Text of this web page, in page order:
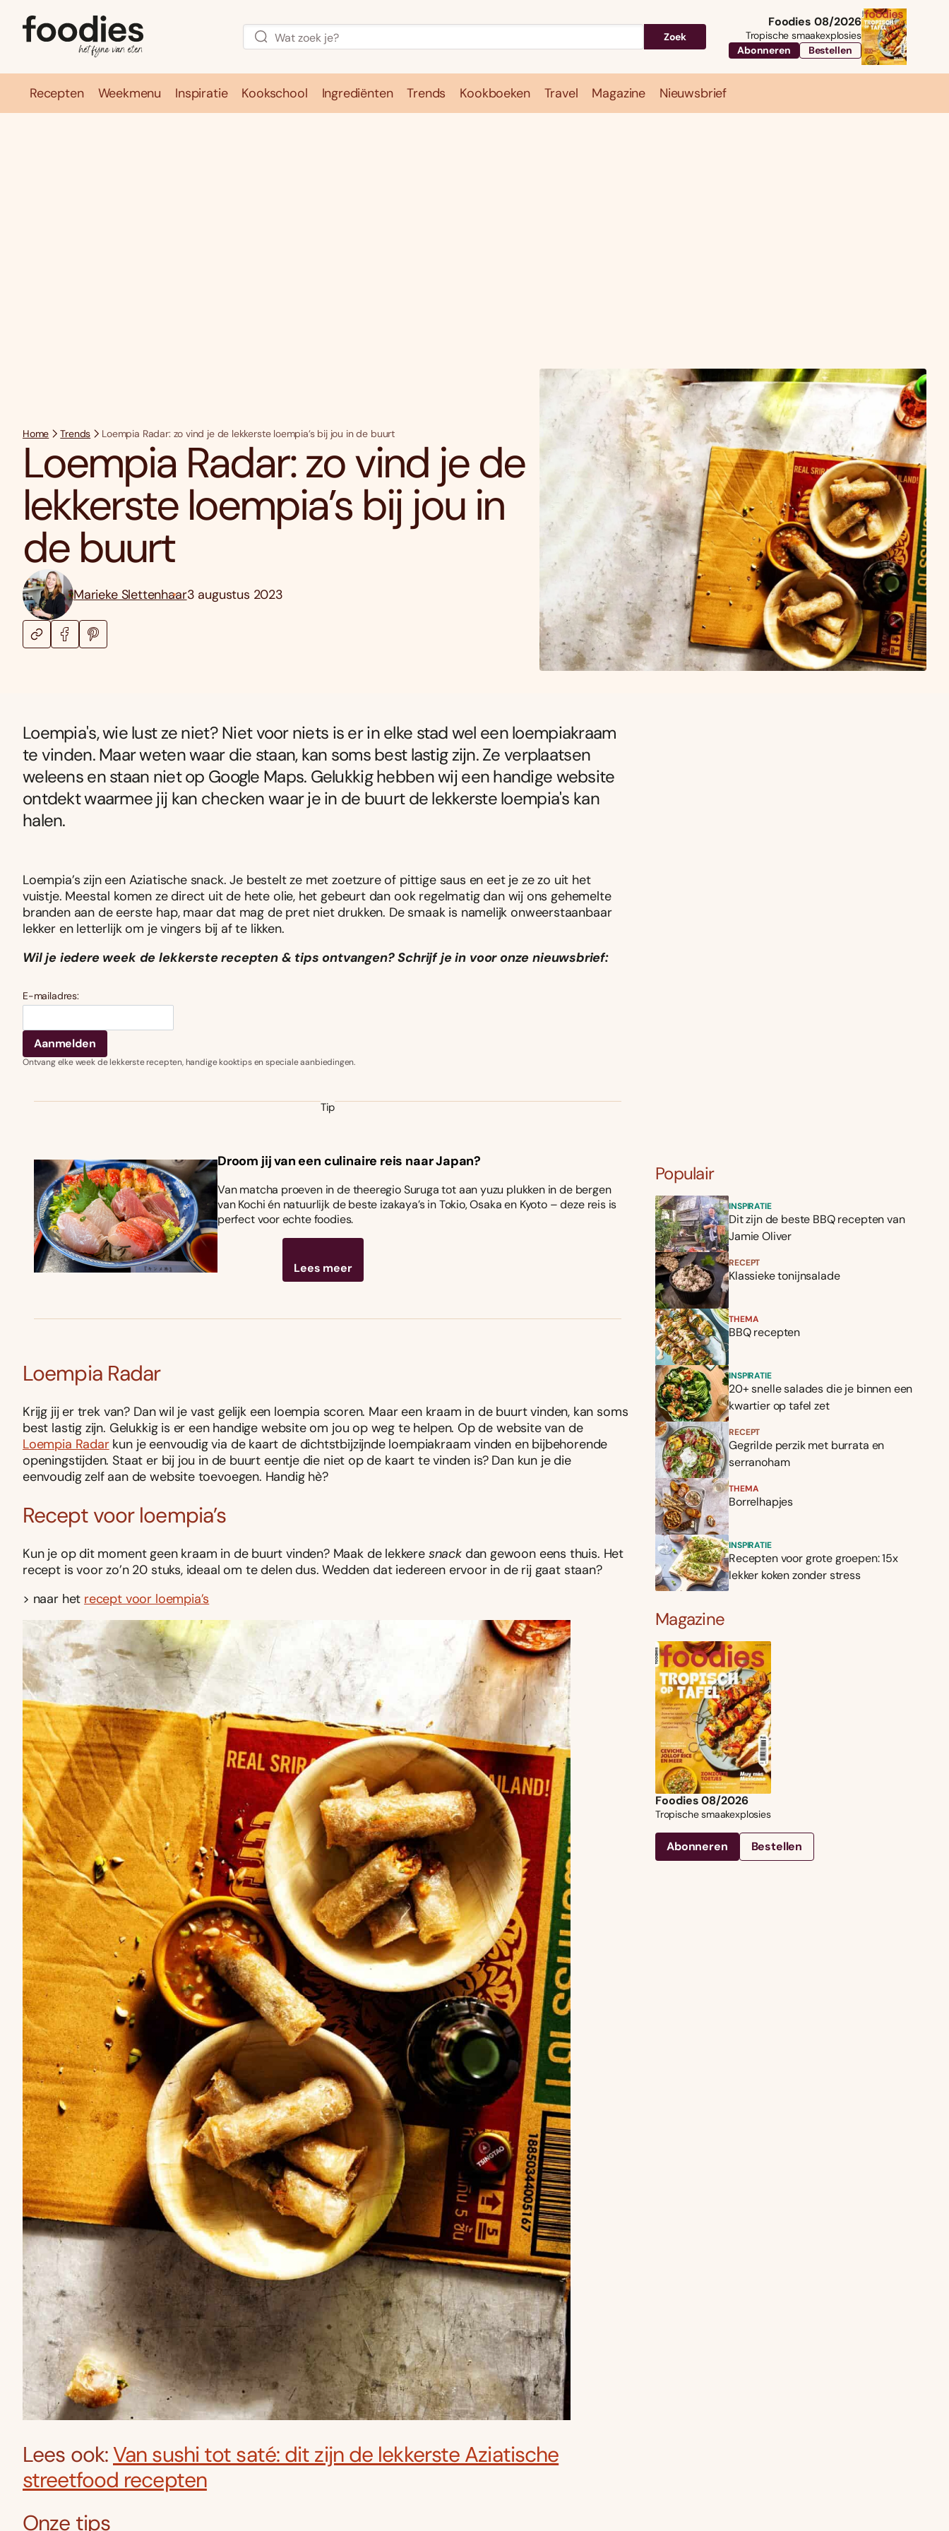
Zoek
Foodies 08/2026
Tropische smaakexplosies
Abonneren
Bestellen
Recepten Weekmenu Inspiratie Kookschool Ingrediënten Trends Kookboeken Travel Magazine Nieuwsbrief
Home Trends Loempia Radar: zo vind je de lekkerste loempia’s bij jou in de buurt
Loempia Radar: zo vind je de
lekkerste loempia’s bij jou in
de buurt
Marieke Slettenhaar3 augustus 2023
Loempia's, wie lust ze niet? Niet voor niets is er in elke stad wel een loempiakraam
te vinden. Maar weten waar die staan, kan soms best lastig zijn. Ze verplaatsen
weleens en staan niet op Google Maps. Gelukkig hebben wij een handige website
ontdekt waarmee jij kan checken waar je in de buurt de lekkerste loempia's kan
halen.
Loempia’s zijn een Aziatische snack. Je bestelt ze met zoetzure of pittige saus en eet je ze zo uit het
vuistje. Meestal komen ze direct uit de hete olie, het gebeurt dan ook regelmatig dan wij ons gehemelte
branden aan de eerste hap, maar dat mag de pret niet drukken. De smaak is namelijk onweerstaanbaar
lekker en letterlijk om je vingers bij af te likken.
Wil je iedere week de lekkerste recepten & tips ontvangen? Schrijf je in voor onze nieuwsbrief:
E-mailadres:
Ontvang elke week de lekkerste recepten, handige kooktips en speciale aanbiedingen.
Tip
Droom jij van een culinaire reis naar Japan?
Van matcha proeven in de theeregio Suruga tot aan yuzu plukken in de bergen
van Kochi én natuurlijk de beste izakaya’s in Tokio, Osaka en Kyoto – deze reis is
perfect voor echte foodies.
Lees meer
Loempia Radar
Krijg jij er trek van? Dan wil je vast gelijk een loempia scoren. Maar een kraam in de buurt vinden, kan soms
best lastig zijn. Gelukkig is er een handige website om jou op weg te helpen. Op de website van de
Loempia Radarkun je eenvoudig via de kaart de dichtstbijzijnde loempiakraam vinden en bijbehorende
openingstijden. Staat er bij jou in de buurt eentje die niet op de kaart te vinden is? Dan kun je die
eenvoudig zelf aan de website toevoegen. Handig hè?
Recept voor loempia’s
Kun je op dit moment geen kraam in de buurt vinden? Maak de lekkere snack dan gewoon eens thuis. Het
recept is voor zo’n 20 stuks, ideaal om te delen dus. Wedden dat iedereen ervoor in de rij gaat staan?
> naar het recept voor loempia’s
Lees ook:Van sushi tot saté: dit zijn de lekkerste Aziatische
streetfood recepten
Onze tips
Populair
INSPIRATIE
Dit zijn de beste BBQ recepten van
Jamie Oliver
RECEPT
Klassieke tonijnsalade
THEMA
BBQ recepten
INSPIRATIE
20+ snelle salades die je binnen een
kwartier op tafel zet
RECEPT
Gegrilde perzik met burrata en
serranoham
THEMA
Borrelhapjes
INSPIRATIE
Recepten voor grote groepen: 15x
lekker koken zonder stress
Magazine
Foodies 08/2026
Tropische smaakexplosies
Abonneren Bestellen